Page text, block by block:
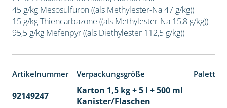
45 g/kg Mesosulfuron ((als Methylester-Na 47 g/kg))
15 g/kg Thiencarbazone ((als Methylester-Na 15,8 g/kg))
95,5 g/kg Mefenpyr ((als Diethylester 112,5 g/kg))
Artikelnummer Verpackungsgröße
92149247
Karton 1,5 kg + 5 l + 500 ml
Kanister/Flaschen